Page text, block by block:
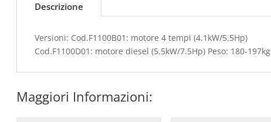
Descrizione
Versioni: Cod.F1100B01: motore 4 tempi (4.1kW/5.5Hp)
Cod.F1100D01: motore diesel (5.5kW/7.5Hp) Peso: 180-197kg
Maggiori Informazioni: